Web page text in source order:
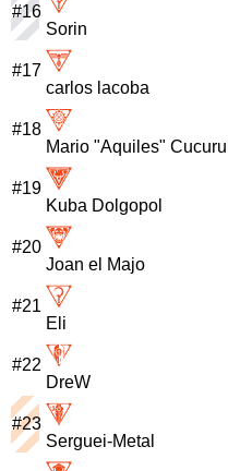
#16
Sorin
#17
carlos lacoba
#18
Mario "Aquiles" Cucurull
#19
Kuba Dolgopol
#20
Joan el Majo
#21
Eli
#22
DreW
#23
Serguei-Metal